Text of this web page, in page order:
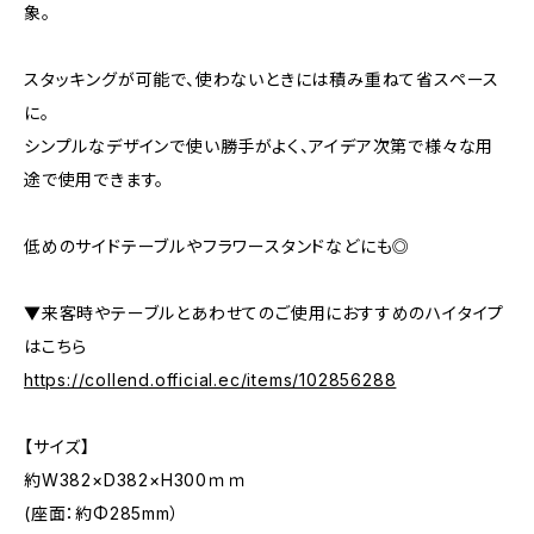
象。
スタッキングが可能で、使わないときには積み重ねて省スペース
に。
シンプルなデザインで使い勝手がよく、アイデア次第で様々な用
途で使用できます。
低めのサイドテーブルやフラワースタンドなどにも◎
▼来客時やテーブルとあわせてのご使用におすすめのハイタイプ
はこちら
https://collend.official.ec/items/102856288
【サイズ】
約W382×D382×H300ｍｍ
(座面：約Φ285mm）